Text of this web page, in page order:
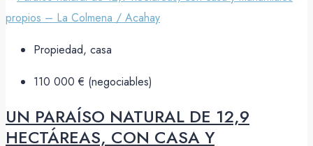
Propiedad, casa
110 000 € (negociables)
UN PARAÍSO NATURAL DE 12,9
HECTÁREAS, CON CASA Y